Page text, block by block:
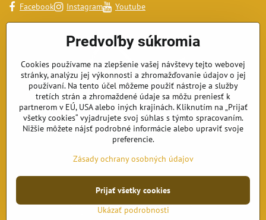
Facebook Instagram Youtube
©2026Copyright
Predvoľby súkromiaZásady ochrany osobných údajov
Vytvorené pomocou:BiznisWeb.sk
Predvoľby súkromia
Cookies používame na zlepšenie vašej návštevy tejto webovej
stránky, analýzu jej výkonnosti a zhromažďovanie údajov o jej
používaní. Na tento účel môžeme použiť nástroje a služby
tretích strán a zhromaždené údaje sa môžu preniesť k
partnerom v EÚ, USA alebo iných krajinách. Kliknutím na „Prijať
všetky cookies“ vyjadrujete svoj súhlas s týmto spracovaním.
Nižšie môžete nájsť podrobné informácie alebo upraviť svoje
preferencie.
Zásady ochrany osobných údajov
Ukázať podrobnosti
Prijať všetky cookies